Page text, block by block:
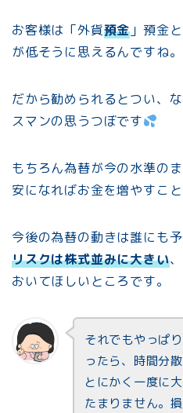
お客様は「外貨預金 」預金
が低そうに思えるんですね。
だから勧められるとつい、
スマンの思うつぼです
もちろん為替が今の水準の
安になればお金を増やすこと
今後の為替の動きは誰にも
リスクは株式並みに大きい
おいてほしいところです。
それでもやっぱ
ったら、時間分
とにかく一度に
たまりません。